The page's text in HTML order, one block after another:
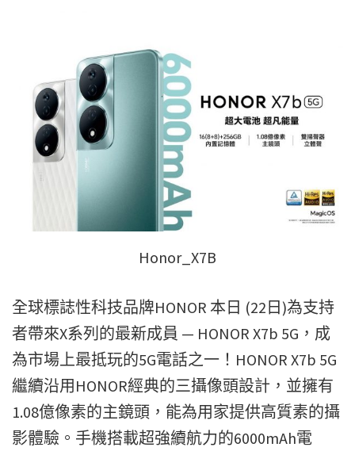
Honor_X7B
全球標誌性科技品牌HONOR 本日 (22日)為支持
者帶來X系列的最新成員 — HONOR X7b 5G，成
為市場上最抵玩的5G電話之一！HONOR X7b 5G
繼續沿用HONOR經典的三攝像頭設計，並擁有
1.08億像素的主鏡頭，能為用家提供高質素的攝
影體驗。手機搭載超強續航力的6000mAh電